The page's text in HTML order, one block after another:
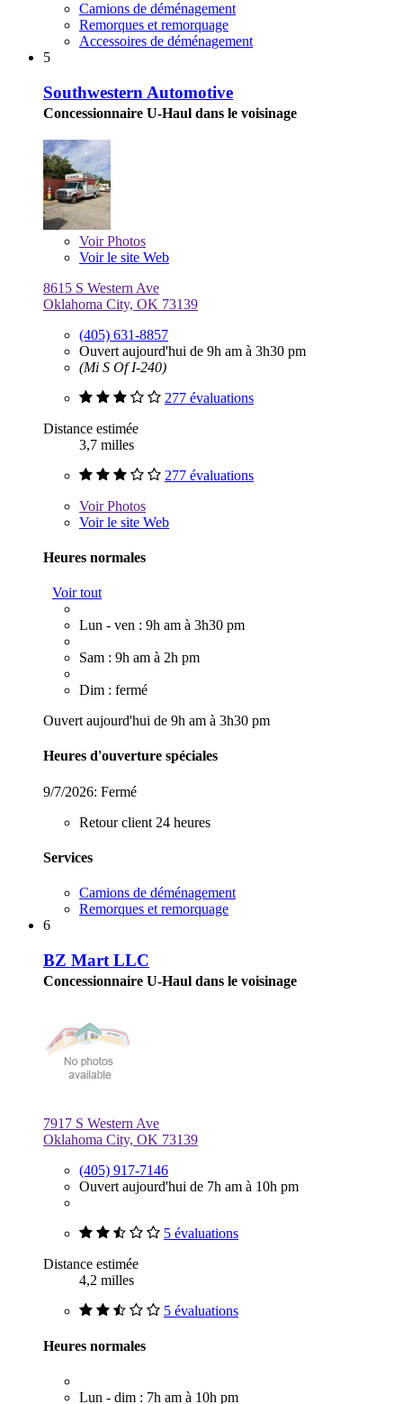
Camions de déménagement
Remorques et remorquage
Accessoires de déménagement
5
Southwestern Automotive
Concessionnaire U-Haul dans le voisinage
VoirPhotos
Voir le site Web
8615 S Western Ave
Oklahoma City, OK 73139
(405) 631-8857
Ouvert aujourd'hui de 9h am à 3h30 pm
(Mi S Of I-240)
277 évaluations
Distance estimée
3,7 milles
277 évaluations
VoirPhotos
Voir le site Web
Heures normales
Voir tout
Lun - ven : 9h am à 3h30 pm
Sam : 9h am à 2h pm
Dim : fermé
Ouvert aujourd'hui de 9h am à 3h30 pm
Heures d'ouverture spéciales
9/7/2026: Fermé
Retour client 24 heures
Services
Camions de déménagement
Remorques et remorquage
6
BZ Mart LLC
Concessionnaire U-Haul dans le voisinage
7917 S Western Ave
Oklahoma City, OK 73139
(405) 917-7146
Ouvert aujourd'hui de 7h am à 10h pm
5 évaluations
Distance estimée
4,2 milles
5 évaluations
Heures normales
Lun - dim : 7h am à 10h pm